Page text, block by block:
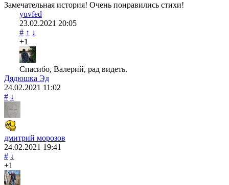
Замечательная история! Очень понравились стихи!
yuvfed
23.02.2021 20:05
# ↑ ↓
+1
Спасибо, Валерий, рад видеть.
Дядюшка Эд
24.02.2021 11:02
# ↓
дмитрий морозов
24.02.2021 19:41
# ↓
+1